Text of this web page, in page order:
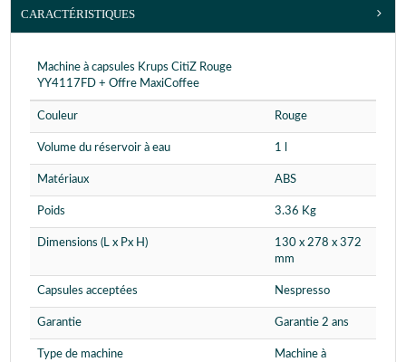
CARACTÉRISTIQUES
Machine à capsules Krups CitiZ Rouge
YY4117FD + Offre MaxiCoffee
Couleur Rouge
Volume du réservoir à eau 1 l
Matériaux ABS
Poids 3.36 Kg
Dimensions (L x Px H)
130 x 278 x 372
mm
Capsules acceptées Nespresso
Garantie Garantie 2 ans
Type de machine
Machine à